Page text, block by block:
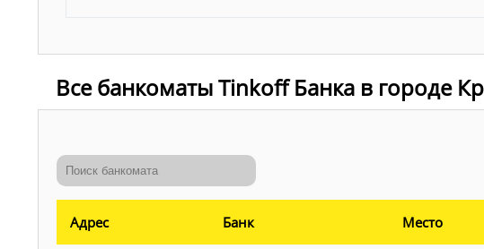
Все банкоматы Tinkoff Банка в городе
Адрес Банк Место